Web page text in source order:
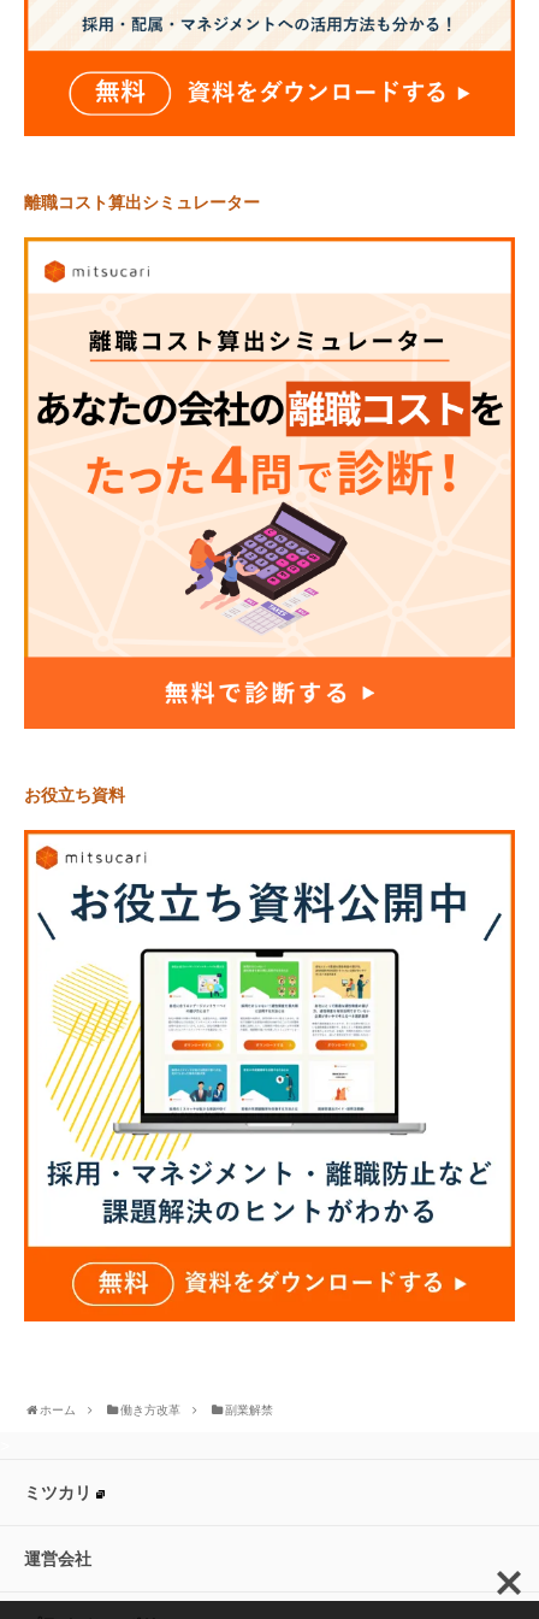
離職コスト算出シミュレーター
お役立ち資料
ホーム 働き方改革 副業解禁
ミツカリ
運営会社